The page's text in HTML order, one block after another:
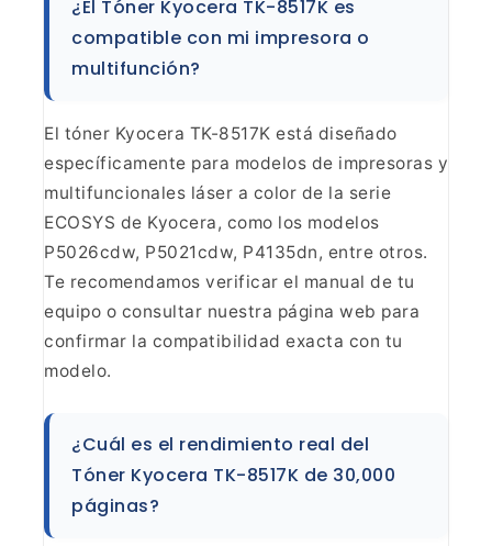
¿El Tóner Kyocera TK-8517K es
compatible con mi impresora o
multifunción?
El tóner Kyocera TK-8517K está diseñado
específicamente para modelos de impresoras y
multifuncionales láser a color de la serie
ECOSYS de Kyocera, como los modelos
P5026cdw, P5021cdw, P4135dn, entre otros.
Te recomendamos verificar el manual de tu
equipo o consultar nuestra página web para
confirmar la compatibilidad exacta con tu
modelo.
¿Cuál es el rendimiento real del
Tóner Kyocera TK-8517K de 30,000
páginas?